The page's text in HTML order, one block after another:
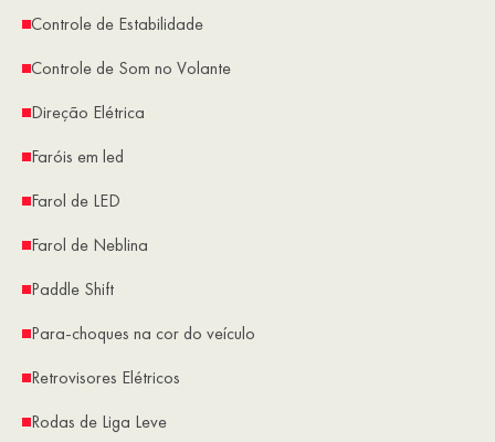
Controle de Estabilidade
Controle de Som no Volante
Direção Elétrica
Faróis em led
Farol de LED
Farol de Neblina
Paddle Shift
Para-choques na cor do veículo
Retrovisores Elétricos
Rodas de Liga Leve